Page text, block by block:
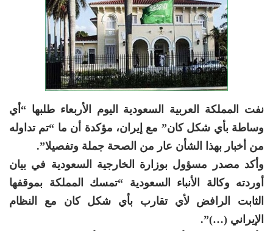
نفت المملكة العربية السعودية اليوم الأربعاء طلبها “أي
وساطة بأي شكل كان” مع إيران، مؤكدة أن ما “تم تداوله
من أخبار بهذا الشأن عار من الصحة جملة وتفصيلا”.
وأكد مصدر مسؤول بوزارة الخارجية السعودية في بيان
أوردته وكالة الأنباء السعودية “تمسك المملكة بموقفها
الثابت الرافض لأي تقارب بأي شكل كان مع النظام
الإيراني (…)”.